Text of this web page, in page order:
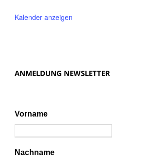
Kalender anzeigen
ANMELDUNG NEWSLETTER
Vorname
Nachname